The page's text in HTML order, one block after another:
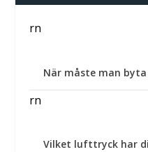
rn
När måste man
rn
Vilket lufttryck har